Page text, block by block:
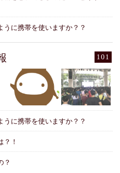
に携帯を使いますか？？
101
に携帯を使いますか？？
！
？